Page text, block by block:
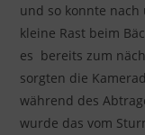
und so konnte nach
kleine Rast beim
es bereits zum
sorgten die
während des
wurde das vom